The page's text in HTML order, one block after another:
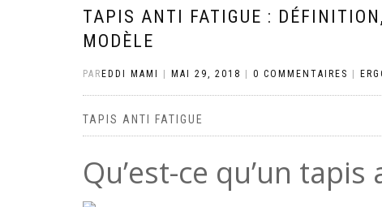
TAPIS ANTI FATIGUE :
MODÈLE
PAR EDDI MAMI MAI 29, 2018 0 COMMENTAIRES
TAPIS ANTI FATIGUE
Qu’est-ce qu’un